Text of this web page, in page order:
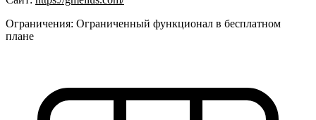
Ограничения: Ограниченный функционал в бесплатном
плане